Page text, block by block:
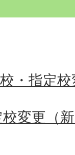
・指定
変更（